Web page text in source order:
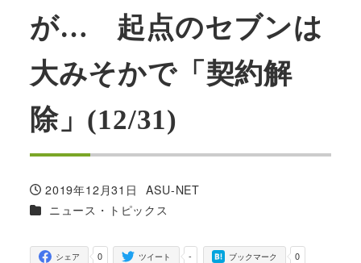
が… 起点のセブンは
大みそかで「契約解
除」(12/31)
投稿日
2019年12月31日
著
者
ASU-NET
カテゴリー
ニュース・トピックス
0
シェア -
ツイート 0
ブックマーク